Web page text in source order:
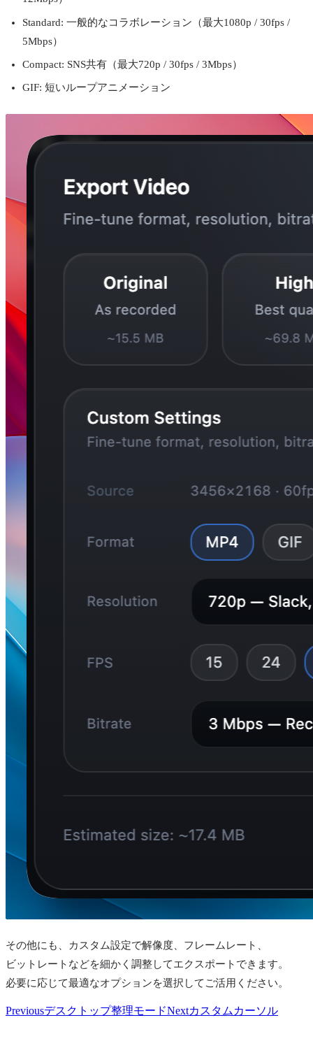
Standard: 一般的なコラボレーション（最大1080p / 30fps /
5Mbps）
Compact: SNS共有（最大720p / 30fps / 3Mbps）
GIF: 短いループアニメーション
その他にも、カスタム設定で解像度、フレームレート、
ビットレートなどを細かく調整してエクスポートできます。
必要に応じて最適なオプションを選択してご活用ください。
Previousデスクトップ整理モードNextカスタムカーソル